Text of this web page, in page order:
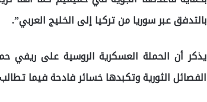
بالتدفق عبر سوريا من تركيا إلى الخليج العربي”.
يذكر أن الحملة العسكرية الروسية على ريفي
الفصائل الثورية وتكبدها خسائر فادحة فيما